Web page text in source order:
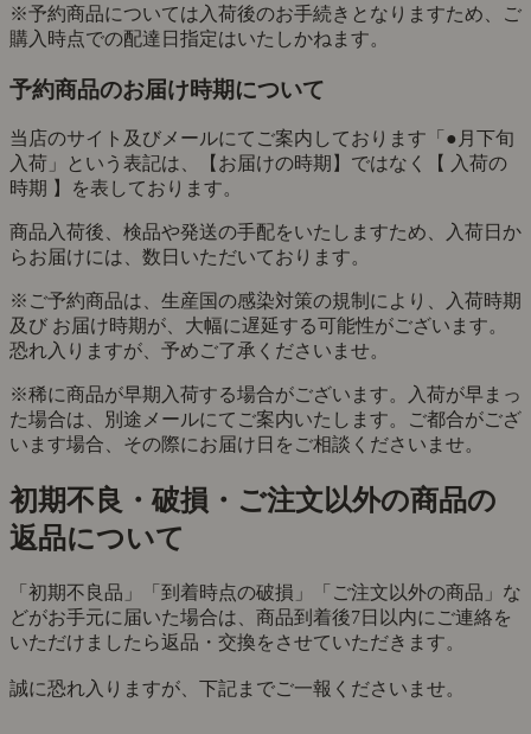
※予約商品については入荷後のお手続きとなりますため、ご
購入時点での配達日指定はいたしかねます。
予約商品のお届け時期について
当店のサイト及びメールにてご案内しております「●月下旬
入荷」という表記は、【お届けの時期】ではなく【 入荷の
時期 】を表しております。
商品入荷後、検品や発送の手配をいたしますため、入荷日か
らお届けには、数日いただいております。
※ご予約商品は、生産国の感染対策の規制により、入荷時期
及び お届け時期が、大幅に遅延する可能性がございます。
恐れ入りますが、予めご了承くださいませ。
※稀に商品が早期入荷する場合がございます。入荷が早まっ
た場合は、別途メールにてご案内いたします。ご都合がござ
います場合、その際にお届け日をご相談くださいませ。
初期不良・破損・ご注文以外の商品の
返品について
「初期不良品」「到着時点の破損」「ご注文以外の商品」な
どがお手元に届いた場合は、商品到着後7日以内にご連絡を
いただけましたら返品・交換をさせていただきます。
誠に恐れ入りますが、下記までご一報くださいませ。